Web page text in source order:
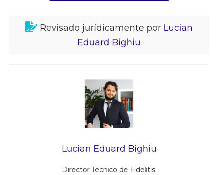
Revisado jurídicamente por Lucian
Eduard Bighiu
Lucian Eduard Bighiu
Director Técnico de Fidelitis.